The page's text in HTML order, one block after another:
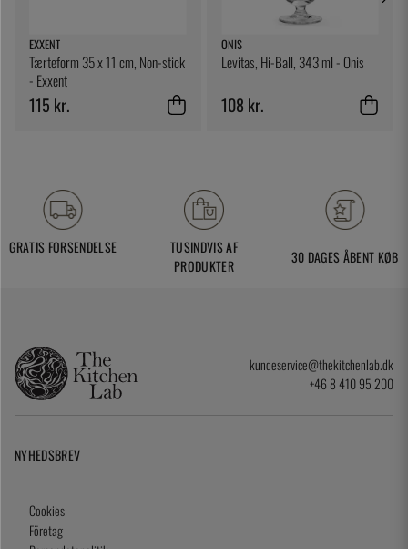
EXXENT
Tærteform 35 x 11 cm, Non-stick
- Exxent
115 kr.
ONIS
Levitas, Hi-Ball, 343 ml - Onis
108 kr.
GRATIS FORSENDELSE
TUSINDVIS AF
PRODUKTER
30 DAGES ÅBENT KØB
kundeservice@thekitchenlab.dk
+46 8 410 95 200
NYHEDSBREV
Cookies
Företag